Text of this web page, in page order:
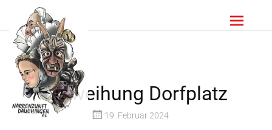
Einweihung Dorfplatz
19. Februar 2024